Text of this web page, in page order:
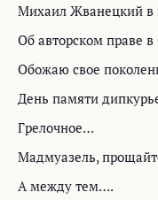
Михаил Жванецкий в
Об авторском праве в
Обожаю свое
День памяти
Грелочное…
Мадмуазель,
А между тем….